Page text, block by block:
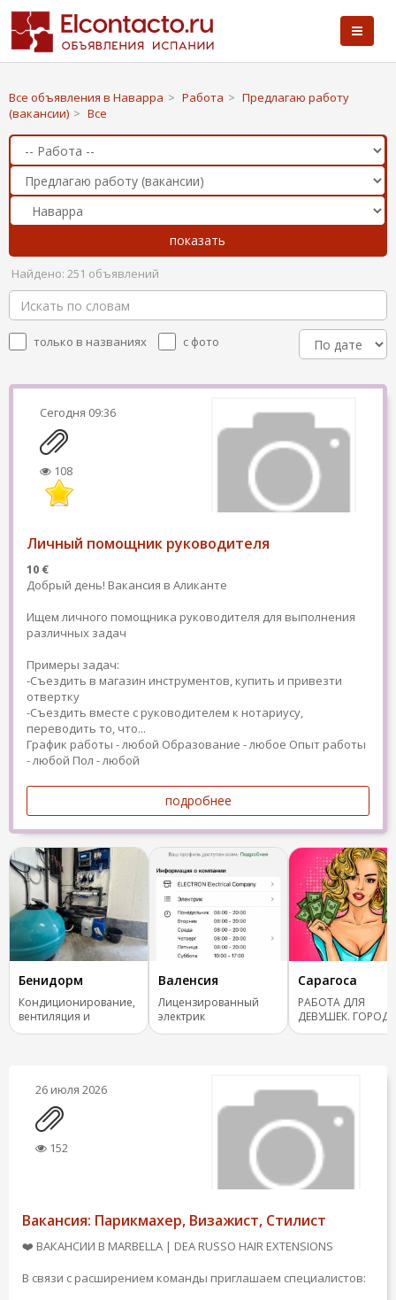
Все объявления в Наварра > Работа > Предлагаю работу
(вакансии) > Все
Найдено: 251 объявлений
только в названиях с фото
Сегодня 09:36
108
Личный помощник руководителя
10 €
Добрый день! Вакансия в Аликанте
Ищем личного помощника руководителя для выполнения
различных задач
Примеры задач:
-Съездить в магазин инструментов, купить и привезти
отвертку
-Съездить вместе с руководителем к нотариусу,
переводить то, что...
График работы - любой Образование - любое Опыт работы
- любой Пол - любой
подробнее
Бенидорм
Кондиционирование,
вентиляция и
отопление.
Валенсия
Лицензированный
электрик
Сарагоса
РАБОТА ДЛЯ
ДЕВУШЕК. ГОРОД
САРАГОСА.
26 июля 2026
152
Вакансия: Парикмахер, Визажист, Стилист
❤️ ВАКАНСИИ В MARBELLA | DEA RUSSO HAIR EXTENSIONS
В связи с расширением команды приглашаем специалистов: